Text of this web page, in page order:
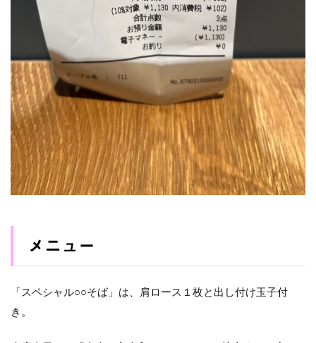
メニュー
「スペシャル○○そば」は、肩ロース１枚と出し付け玉子付
き。